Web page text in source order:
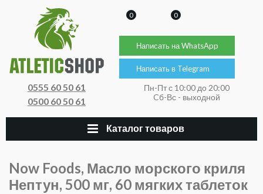
0555 60 50 61
0500 60 50 61
0 0
Написать на WhatsApp
Написать в Telegram
Пн-Пт с 10:00 до 20:00
Cб-Вс - выходной
Каталог товаров
Now Foods, Масло морского криля
Нептун, 500 мг, 60 мягких таблеток